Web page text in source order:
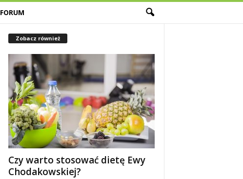
FORUM
Zobacz również
Czy warto stosować dietę Ewy
Chodakowskiej?